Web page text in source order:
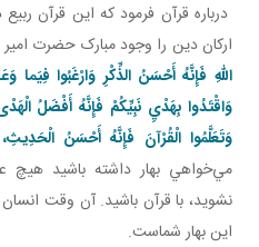
درباره قرآن فرمود که اين قرآن
ارکان دين را وجود مبارک حضرت
اللهِ فَإِنَّهُ أَحْسَنُ الذِّكْرِ وَارْغَبُوا
وَاقْتَدُوا بِهَدْيِ نَبِيِّكُمْ فَإِنَّهُ أَفْضَلُ
وَتَعَلَّمُوا الْقُرْآنَ فَإِنَّهُ أَحْسَنُ
مي‌خواهي بهار داشته باشيد هيچ
نشويد، با قرآن باشيد. آن وقت
اين بهار شماست.